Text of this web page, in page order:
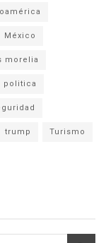
México
morelia
politica
trump Turismo